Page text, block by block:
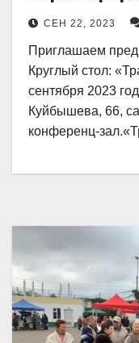
СЕН 22, 2023
Приглашаем
Круглый стол:
сентября 2023
Куйбышева, 66,
конференц-